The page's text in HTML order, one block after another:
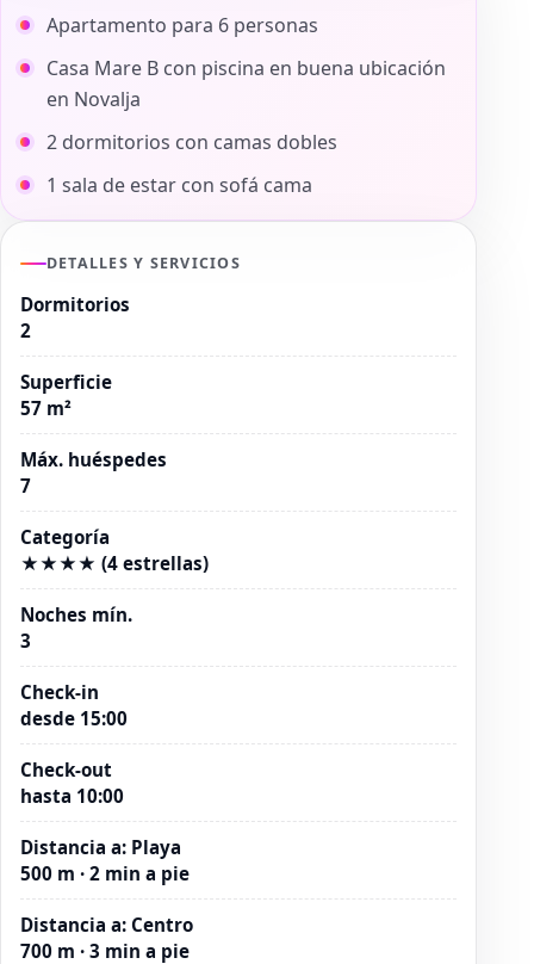
Apartamento para 6 personas
Casa Mare B con piscina en buena ubicación
en Novalja
2 dormitorios con camas dobles
1 sala de estar con sofá cama
DETALLES Y SERVICIOS
Dormitorios
2
Superficie
57 m²
Máx. huéspedes
7
Categoría
★★★★ (4 estrellas)
Noches mín.
3
Check-in
desde 15:00
Check-out
hasta 10:00
Distancia a: Playa
500 m · 2 min a pie
Distancia a: Centro
700 m · 3 min a pie